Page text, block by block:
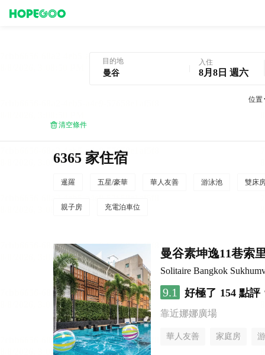
目的地 入住
8月8日 週六
位置
清空條件
6365 家住宿
暹羅 五星/豪華 華人友善 游泳池 雙床
親子房 充電泊車位
曼谷素坤逸11巷索
Solitaire Bangkok
9.1 好極了 154 點評
靠近娜娜廣場
華人友善 家庭房